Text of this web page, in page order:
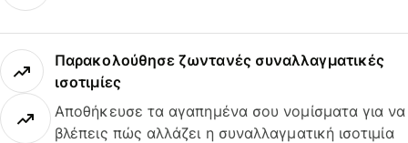
Παρακολούθησε ζωντανές συναλλαγματικές
ισοτιμίες
Αποθήκευσε τα αγαπημένα σου νομίσματα για να
βλέπεις πώς αλλάζει η συναλλαγματική ισοτιμία